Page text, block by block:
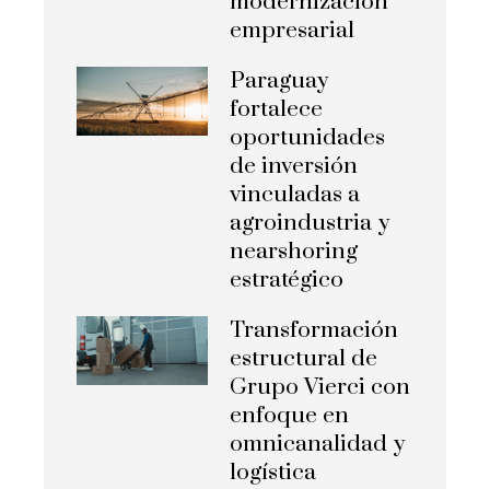
empresarial
Paraguay
fortalece
oportunidades
de inversión
vinculadas a
agroindustria y
nearshoring
estratégico
Transformación
estructural de
Grupo Vierci con
enfoque en
omnicanalidad y
logística